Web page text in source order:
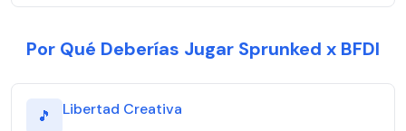
Por Qué Deberías Jugar Sprunked x BFDI
🎵 Libertad Creativa